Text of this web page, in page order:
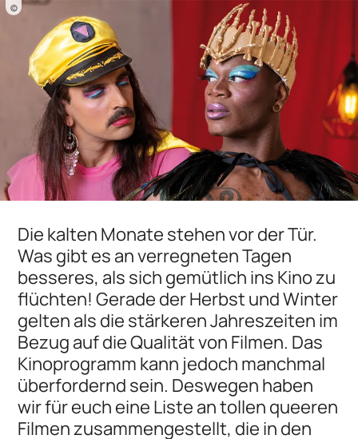
©
Die kalten Monate stehen vor der Tür.
Was gibt es an verregneten Tagen
besseres, als sich gemütlich ins Kino zu
flüchten! Gerade der Herbst und Winter
gelten als die stärkeren Jahreszeiten im
Bezug auf die Qualität von Filmen. Das
Kinoprogramm kann jedoch manchmal
überfordernd sein. Deswegen haben
wir für euch eine Liste an tollen queeren
Filmen zusammengestellt, die in den